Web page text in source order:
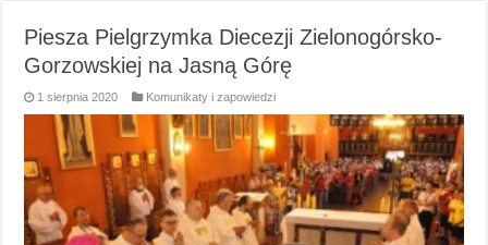
Piesza Pielgrzymka Diecezji Zielonogórsko-
Gorzowskiej na Jasną Górę
1 sierpnia 2020 Komunikaty i zapowiedzi